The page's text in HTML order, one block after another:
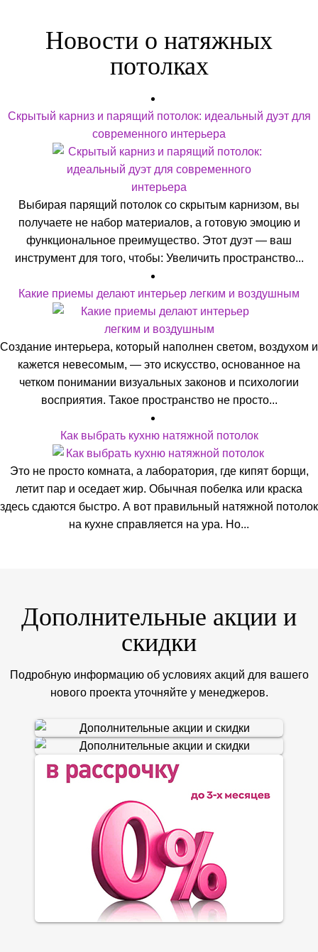
Новости о натяжных
потолках
Скрытый карниз и парящий потолок: идеальный дуэт для
современного интерьера
Выбирая парящий потолок со скрытым карнизом, вы
получаете не набор материалов, а готовую эмоцию и
функциональное преимущество. Этот дуэт — ваш
инструмент для того, чтобы: Увеличить пространство...
Какие приемы делают интерьер легким и воздушным
Создание интерьера, который наполнен светом, воздухом и
кажется невесомым, — это искусство, основанное на
четком понимании визуальных законов и психологии
восприятия. Такое пространство не просто...
Как выбрать кухню натяжной потолок
Это не просто комната, а лаборатория, где кипят борщи,
летит пар и оседает жир. Обычная побелка или краска
здесь сдаются быстро. А вот правильный натяжной потолок
на кухне справляется на ура. Но...
Дополнительные акции и
скидки
Подробную информацию об условиях акций для вашего
нового проекта уточняйте у менеджеров.